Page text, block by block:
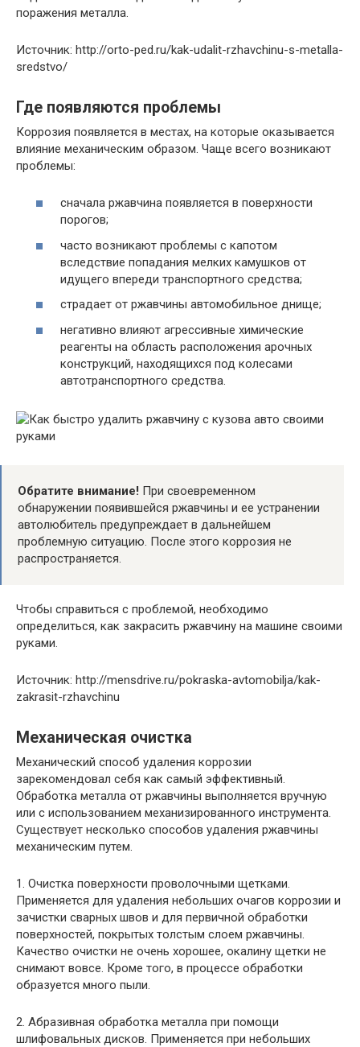
поражения металла.
Источник: http://orto-ped.ru/kak-udalit-rzhavchinu-s-metalla-
sredstvo/
Где появляются проблемы
Коррозия появляется в местах, на которые оказывается
влияние механическим образом. Чаще всего возникают
проблемы:
сначала ржавчина появляется в поверхности
порогов;
часто возникают проблемы с капотом
вследствие попадания мелких камушков от
идущего впереди транспортного средства;
страдает от ржавчины автомобильное днище;
негативно влияют агрессивные химические
реагенты на область расположения арочных
конструкций, находящихся под колесами
автотранспортного средства.
Обратите внимание! При своевременном
обнаружении появившейся ржавчины и ее устранении
автолюбитель предупреждает в дальнейшем
проблемную ситуацию. После этого коррозия не
распространяется.
Чтобы справиться с проблемой, необходимо
определиться, как закрасить ржавчину на машине своими
руками.
Источник: http://mensdrive.ru/pokraska-avtomobilja/kak-
zakrasit-rzhavchinu
Механическая очистка
Механический способ удаления коррозии
зарекомендовал себя как самый эффективный.
Обработка металла от ржавчины выполняется вручную
или с использованием механизированного инструмента.
Существует несколько способов удаления ржавчины
механическим путем.
1. Очистка поверхности проволочными щетками.
Применяется для удаления небольших очагов коррозии и
зачистки сварных швов и для первичной обработки
поверхностей, покрытых толстым слоем ржавчины.
Качество очистки не очень хорошее, окалину щетки не
снимают вовсе. Кроме того, в процессе обработки
образуется много пыли.
2. Абразивная обработка металла при помощи
шлифовальных дисков. Применяется при небольших